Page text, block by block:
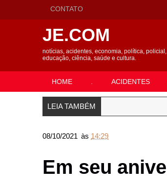
CONTATO
JE.COM
notícias, acidentes, economia, política,
educação, ciência, saúde e cultura.
HOME ACIDENTES
LEIA TAMBÉM
08/10/2021 às 14:29
Em seu